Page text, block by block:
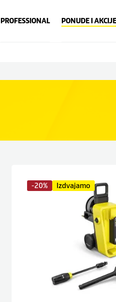
PROFESSIONAL PONUDE I AKCIJE
-20% Izdvajamo